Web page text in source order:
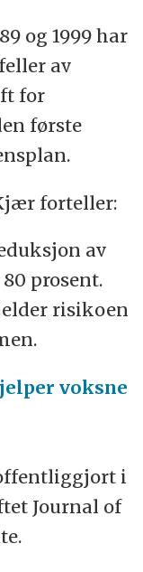
18.
som
som kan
i ni av ti
aktive
en HPV-
infeksjon
infisert, og
omkring en
tilfeller av
og 1999 har
av
for
første
forteller:
av
prosent.
risikoen
voksne
i
Journal of